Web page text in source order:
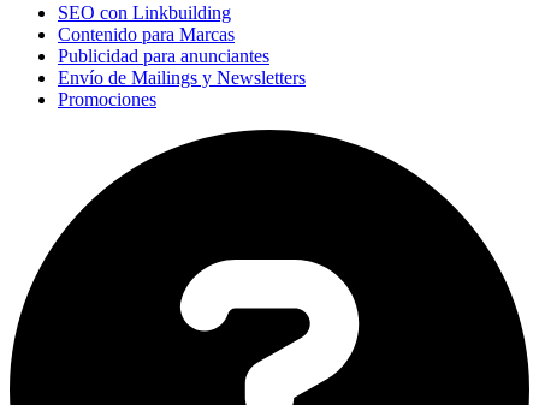
SEO con Linkbuilding
Contenido para Marcas
Publicidad para anunciantes
Envío de Mailings y Newsletters
Promociones